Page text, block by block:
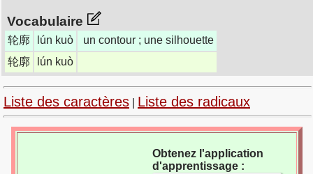
Vocabulaire
轮廓 lún kuò
un contour ; une silhouette
轮廓
lún kuò
Liste des caractères Liste des radicaux
Obtenez l'application
d'apprentissage :